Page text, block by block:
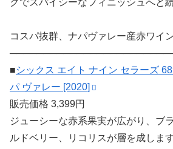
コスパ抜群、ナパヴァレー産赤ワイ
■シックス エイト ナイン セラーズ
パ ヴァレー [2020]
販売価格 3,399円
ジューシーな赤系果実が広がり、ブ
ルドベリー、リコリスが層を成しま